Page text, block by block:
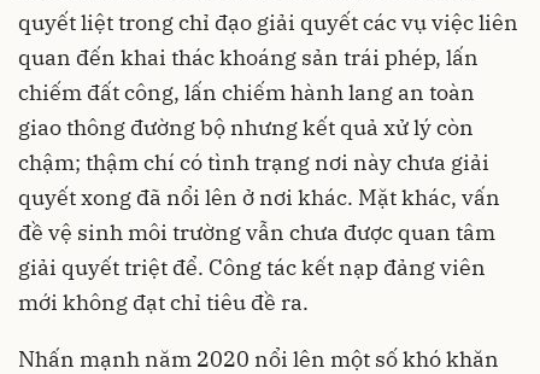
quyết liệt trong chỉ đạo giải quyết các vụ việc liên
quan đến khai thác khoáng sản trái phép, lấn
chiếm đất công, lấn chiếm hành lang an toàn
giao thông đường bộ nhưng kết quả xử lý còn
chậm; thậm chí có tình trạng nơi này chưa giải
quyết xong đã nổi lên ở nơi khác. Mặt khác, vấn
đề vệ sinh môi trường vẫn chưa được quan tâm
giải quyết triệt để. Công tác kết nạp đảng viên
mới không đạt chỉ tiêu đề ra.
Nhấn mạnh năm 2020 nổi lên một số khó khăn